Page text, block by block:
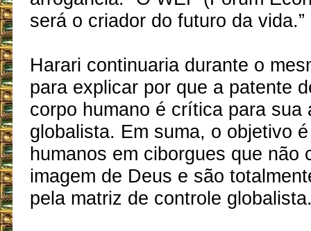
será o criador do futuro da vida.”
Harari continuaria durante o
para explicar por que a patente
corpo humano é crítica para sua
globalista. Em suma, o objetivo
humanos em ciborgues que não
imagem de Deus e são
pela matriz de controle